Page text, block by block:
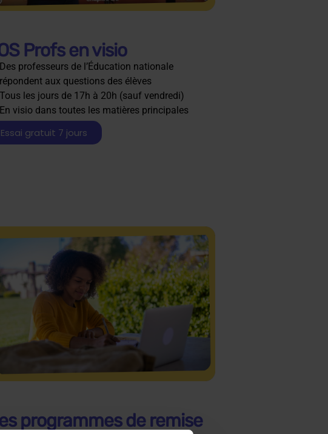
Profs en visio
Des professeurs de l’Éducation nationale
répondent aux questions des élèves
Tous les jours de 17h à 20h (sauf vendredi)
En visio dans toutes les matières principales
Essai gratuit 7 jours
programmes de remise